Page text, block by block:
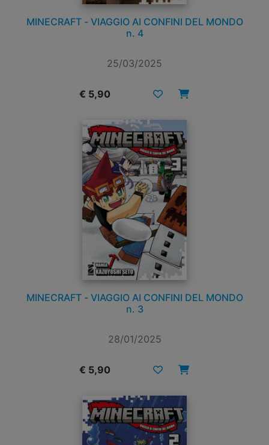
MINECRAFT - VIAGGIO AI CONFINI DEL MONDO
n. 4
25/03/2025
€ 5,90
MINECRAFT - VIAGGIO AI CONFINI DEL MONDO
n. 3
28/01/2025
€ 5,90